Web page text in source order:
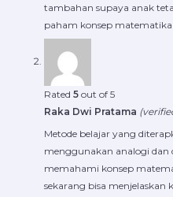
tambahan supaya anak
paham konsep matematika
Rated 5 out of 5
Raka Dwi Pratama
Metode belajar yang
menggunakan analogi dan
memahami konsep
sekarang bisa menjelaskan